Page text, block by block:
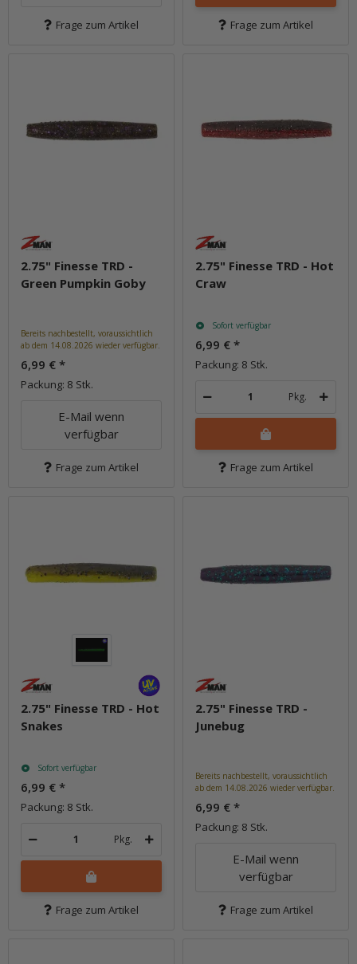
Frage zum Artikel Frage zum Artikel
2.75" Finesse TRD -
Green Pumpkin Goby
Bereits nachbestellt, voraussichtlich
ab dem 14.08.2026 wieder verfügbar.
6,99 € *
Packung: 8 Stk.
E-Mail wenn
verfügbar
Frage zum Artikel
2.75" Finesse TRD - Hot
Craw
Sofort verfügbar
6,99 € *
Packung: 8 Stk.
Pkg.
Frage zum Artikel
2.75" Finesse TRD - Hot
Snakes
Sofort verfügbar
6,99 € *
Packung: 8 Stk.
Pkg.
Frage zum Artikel
2.75" Finesse TRD -
Junebug
Bereits nachbestellt, voraussichtlich
ab dem 14.08.2026 wieder verfügbar.
6,99 € *
Packung: 8 Stk.
E-Mail wenn
verfügbar
Frage zum Artikel